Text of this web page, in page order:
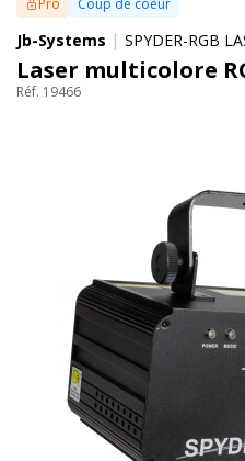
Jb-Systems | SPYDER-RGB
Laser multicolore
Réf. 19466